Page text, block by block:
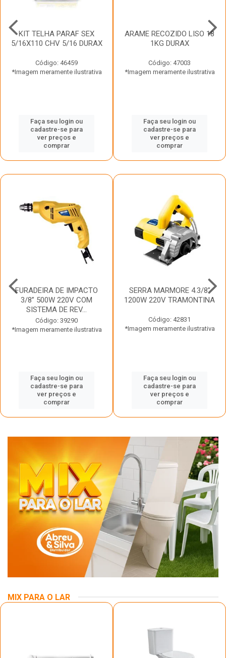
KIT TELHA PARAF SEX
5/16X110 CHV 5/16 DURAX
Código: 46459
*Imagem meramente ilustrativa
Faça seu login ou
cadastre-se para
ver preços e
comprar
ARAME RECOZIDO LISO 18
1KG DURAX
Código: 47003
*Imagem meramente ilustrativa
Faça seu login ou
cadastre-se para
ver preços e
comprar
FURADEIRA DE IMPACTO
3/8” 500W 220V COM
SISTEMA DE REV...
Código: 39290
*Imagem meramente ilustrativa
Faça seu login ou
cadastre-se para
ver preços e
comprar
SERRA MARMORE 4.3/8”
1200W 220V TRAMONTINA
Código: 42831
*Imagem meramente ilustrativa
Faça seu login ou
cadastre-se para
ver preços e
comprar
MIX PARA O LAR